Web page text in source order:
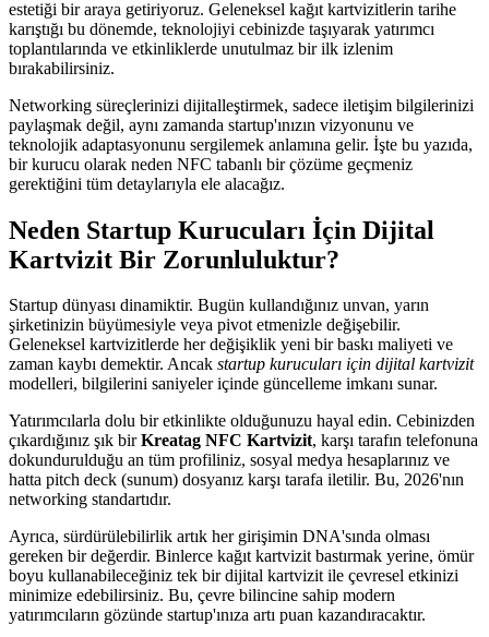
estetiği bir araya getiriyoruz. Geleneksel kağıt kartvizitlerin tarihe
karıştığı bu dönemde, teknolojiyi cebinizde taşıyarak yatırımcı
toplantılarında ve etkinliklerde unutulmaz bir ilk izlenim
bırakabilirsiniz.
Networking süreçlerinizi dijitalleştirmek, sadece iletişim bilgilerinizi
paylaşmak değil, aynı zamanda startup'ınızın vizyonunu ve
teknolojik adaptasyonunu sergilemek anlamına gelir. İşte bu yazıda,
bir kurucu olarak neden NFC tabanlı bir çözüme geçmeniz
gerektiğini tüm detaylarıyla ele alacağız.
Neden Startup Kurucuları İçin Dijital
Kartvizit Bir Zorunluluktur?
Startup dünyası dinamiktir. Bugün kullandığınız unvan, yarın
şirketinizin büyümesiyle veya pivot etmenizle değişebilir.
Geleneksel kartvizitlerde her değişiklik yeni bir baskı maliyeti ve
zaman kaybı demektir. Ancak startup kurucuları için dijital kartvizit
modelleri, bilgilerini saniyeler içinde güncelleme imkanı sunar.
Yatırımcılarla dolu bir etkinlikte olduğunuzu hayal edin. Cebinizden
çıkardığınız şık birKreatag NFC Kartvizit, karşı tarafın telefonuna
dokundurulduğu an tüm profiliniz, sosyal medya hesaplarınız ve
hatta pitch deck (sunum) dosyanız karşı tarafa iletilir. Bu, 2026'nın
networking standartıdır.
Ayrıca, sürdürülebilirlik artık her girişimin DNA'sında olması
gereken bir değerdir. Binlerce kağıt kartvizit bastırmak yerine, ömür
boyu kullanabileceğiniz tek bir dijital kartvizit ile çevresel etkinizi
minimize edebilirsiniz. Bu, çevre bilincine sahip modern
yatırımcıların gözünde startup'ınıza artı puan kazandıracaktır.